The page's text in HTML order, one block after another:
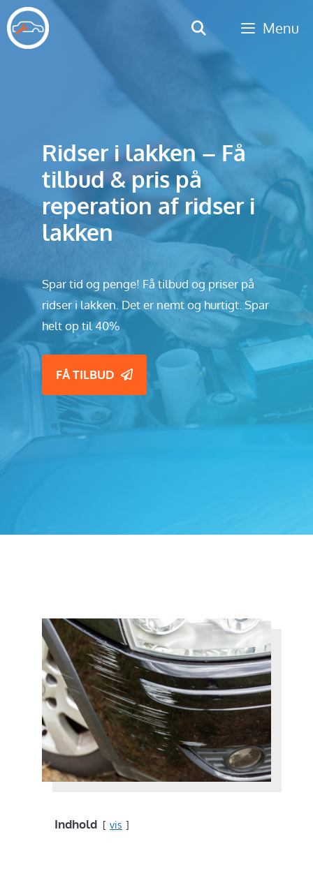
Hop
til
indhold
Menu
Ridser i lakken – Få
tilbud & pris på
reperation af ridser i
lakken
Spar tid og penge! Få tilbud og priser på
ridser i lakken. Det er nemt og hurtigt. Spar
helt op til 40%
FÅ TILBUD
Indhold vis